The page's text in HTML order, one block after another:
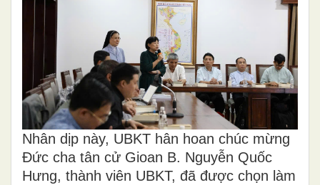
Nhân dịp này, UBKT hân hoan chúc mừng
Đức cha tân cử Gioan B. Nguyễn Quốc
Hưng, thành viên UBKT, đã được chọn làm